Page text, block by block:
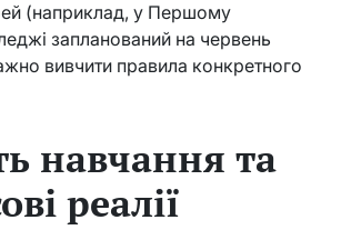
(наприклад, у Першому
запланований на червень
вивчити правила конкретного
навчання та
реалії